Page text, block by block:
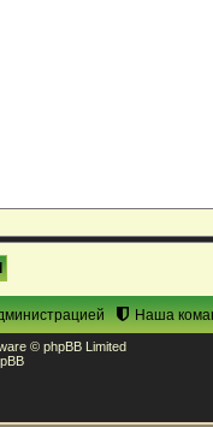
Наша
© phpBB Limited